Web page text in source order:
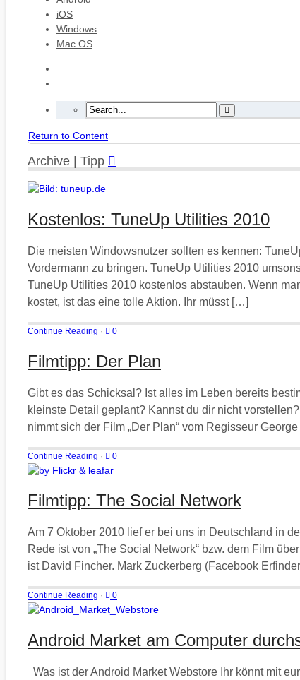
iOS
Windows
Mac OS
Return to Content
Archive | Tipp
Kostenlos: TuneUp Utilities 2010
Die meisten Windowsnutzer sollten es kennen:
Vordermann zu bringen. TuneUp Utilities 2010
TuneUp Utilities 2010 kostenlos abstauben. Wenn
kostet, ist das eine tolle Aktion. Ihr müsst […]
Continue Reading · 0
Filmtipp: Der Plan
Gibt es das Schicksal? Ist alles im Leben bereits
kleinste Detail geplant? Kannst du dir nicht
nimmt sich der Film „Der Plan“ vom Regisseur
Continue Reading · 0
Filmtipp: The Social Network
Am 7 Oktober 2010 lief er bei uns in Deutschland in
Rede ist von „The Social Network“ bzw. dem Film
ist David Fincher. Mark Zuckerberg (Facebook
Continue Reading · 0
Android Market am Computer
Was ist der Android Market Webstore Ihr könnt mit